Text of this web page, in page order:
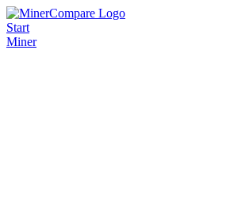
Start
Miner